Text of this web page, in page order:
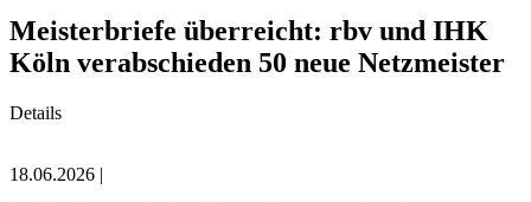
Meisterbriefe überreicht: rbv und IHK
Köln verabschieden 50 neue Netzmeister
Details
18.06.2026 |